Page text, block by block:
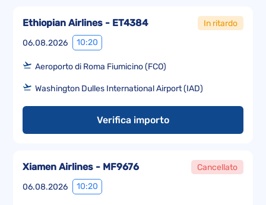
06.08.2026 10:20
Ethiopian Airlines - ET4384 In ritardo
Aeroporto di Roma Fiumicino (FCO)
Washington Dulles International Airport (IAD)
Verifica importo
06.08.2026 10:20
Xiamen Airlines - MF9676 Cancellato